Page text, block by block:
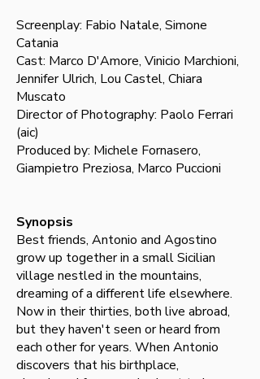
Screenplay: Fabio Natale, Simone
Catania
Cast: Marco D'Amore, Vinicio Marchioni,
Jennifer Ulrich, Lou Castel, Chiara
Muscato
Director of Photography: Paolo Ferrari
(aic)
Produced by: Michele Fornasero,
Giampietro Preziosa, Marco Puccioni
Synopsis
Best friends, Antonio and Agostino
grow up together in a small Sicilian
village nestled in the mountains,
dreaming of a different life elsewhere.
Now in their thirties, both live abroad,
but they haven't seen or heard from
each other for years. When Antonio
discovers that his birthplace,